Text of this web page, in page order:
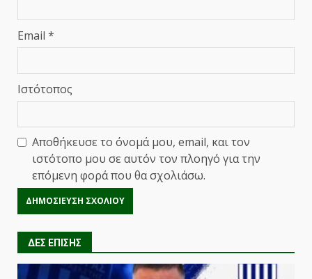
Email *
Ιστότοπος
Αποθήκευσε το όνομά μου, email, και τον
ιστότοπο μου σε αυτόν τον πλοηγό για την
επόμενη φορά που θα σχολιάσω.
ΔΕΣ ΕΠΙΣΗΣ